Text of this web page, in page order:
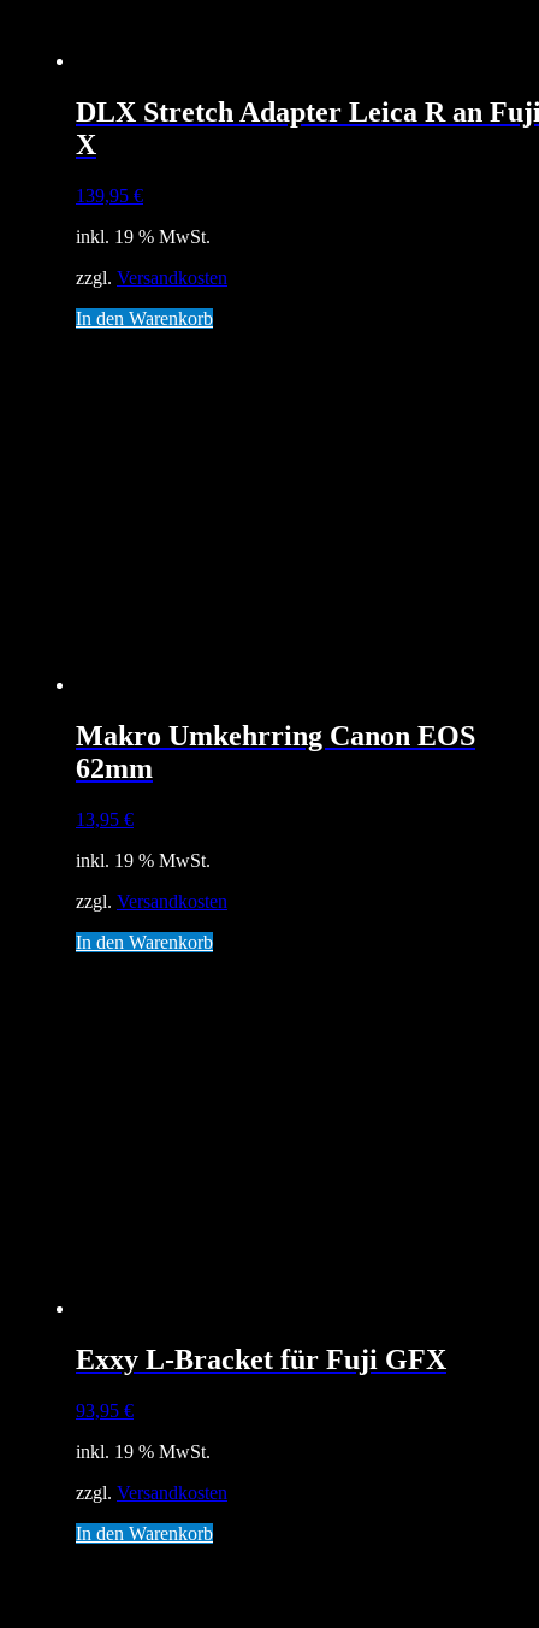
DLX Stretch Adapter Leica R an
X
139,95 €
inkl. 19 % MwSt.
zzgl. Versandkosten
In den Warenkorb
Makro Umkehrring Canon EOS
62mm
13,95 €
inkl. 19 % MwSt.
zzgl. Versandkosten
In den Warenkorb
Exxy L-Bracket für Fuji GFX
93,95 €
inkl. 19 % MwSt.
zzgl. Versandkosten
In den Warenkorb